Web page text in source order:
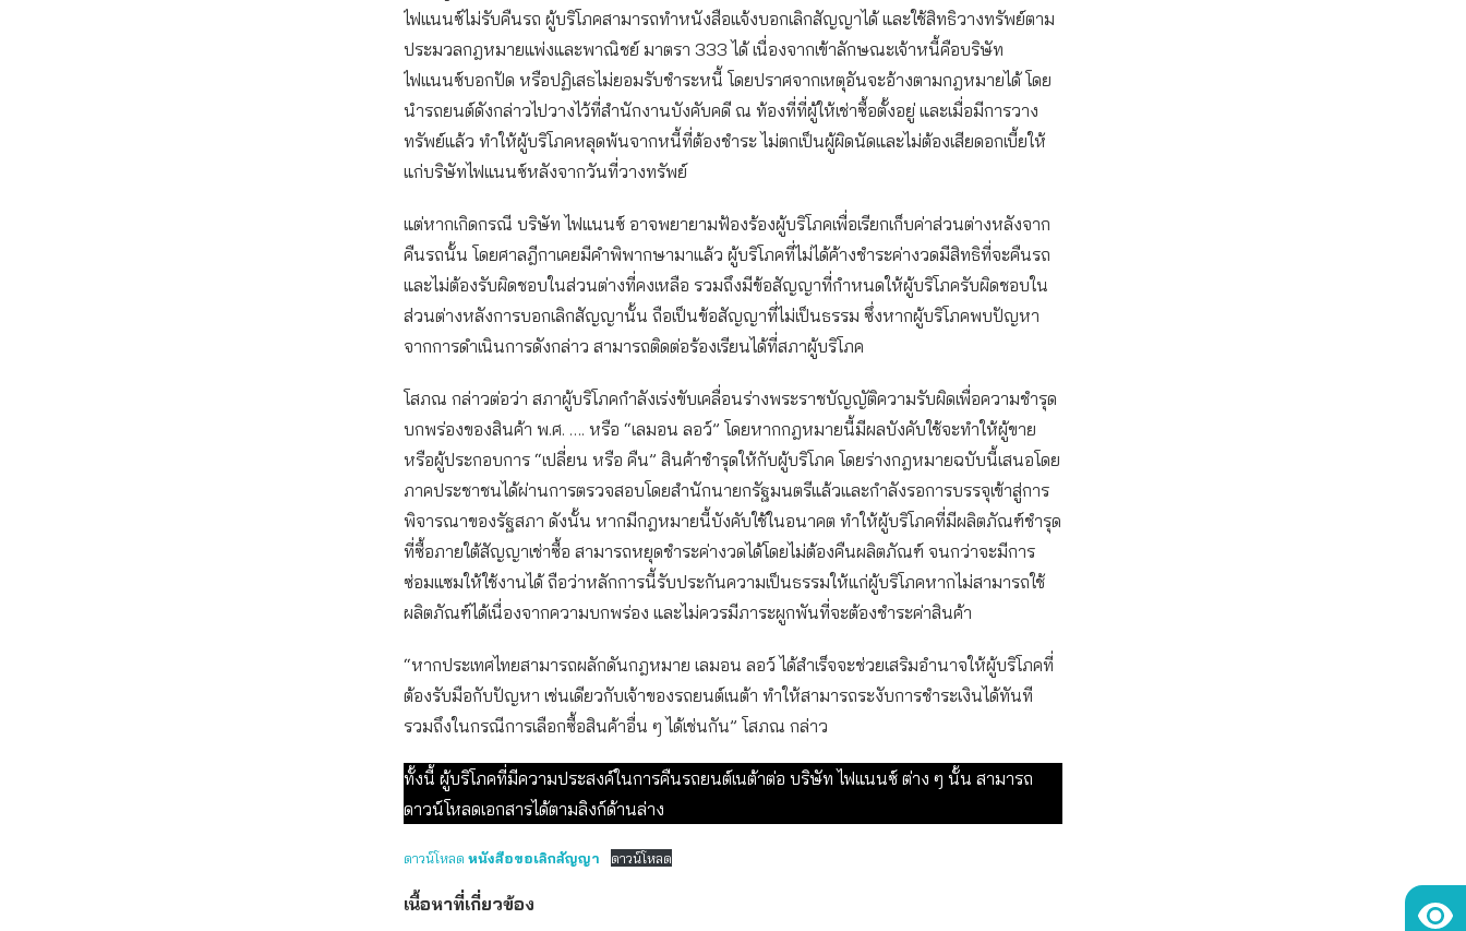
ไฟแนนซ์ไม่รับคืนรถ ผู้บริโภคสามารถทำหนังสือแจ้งบอกเลิกสัญญาได้ และใช้สิทธิวางทรัพย์ตาม
ประมวลกฎหมายแพ่งและพาณิชย์ มาตรา 333 ได้ เนื่องจากเข้าลักษณะเจ้าหนี้คือบริษัท
ไฟแนนซ์บอกปัด หรือปฏิเสธไม่ยอมรับชำระหนี้ โดยปราศจากเหตุอันจะอ้างตามกฎหมายได้ โดย
นำรถยนต์ดังกล่าวไปวางไว้ที่สำนักงานบังคับคดี ณ ท้องที่ที่ผู้ให้เช่าซื้อตั้งอยู่ และเมื่อมีการวาง
ทรัพย์แล้ว ทำให้ผู้บริโภคหลุดพ้นจากหนี้ที่ต้องชำระ ไม่ตกเป็นผู้ผิดนัดและไม่ต้องเสียดอกเบี้ยให้
แก่บริษัทไฟแนนซ์หลังจากวันที่วางทรัพย์
แต่หากเกิดกรณี บริษัท ไฟแนนซ์ อาจพยายามฟ้องร้องผู้บริโภคเพื่อเรียกเก็บค่าส่วนต่างหลังจาก
คืนรถนั้น โดยศาลฎีกาเคยมีคำพิพากษามาแล้ว ผู้บริโภคที่ไม่ได้ค้างชำระค่างวดมีสิทธิที่จะคืนรถ
และไม่ต้องรับผิดชอบในส่วนต่างที่คงเหลือ รวมถึงมีข้อสัญญาที่กำหนดให้ผู้บริโภครับผิดชอบใน
ส่วนต่างหลังการบอกเลิกสัญญานั้น ถือเป็นข้อสัญญาที่ไม่เป็นธรรม ซึ่งหากผู้บริโภคพบปัญหา
จากการดำเนินการดังกล่าว สามารถติดต่อร้องเรียนได้ที่สภาผู้บริโภค
โสภณ กล่าวต่อว่า สภาผู้บริโภคกำลังเร่งขับเคลื่อนร่างพระราชบัญญัติความรับผิดเพื่อความชำรุด
บกพร่องของสินค้า พ.ศ. …. หรือ “เลมอน ลอว์” โดยหากกฎหมายนี้มีผลบังคับใช้จะทำให้ผู้ขาย
หรือผู้ประกอบการ “เปลี่ยน หรือ คืน” สินค้าชำรุดให้กับผู้บริโภค โดยร่างกฎหมายฉบับนี้เสนอโดย
ภาคประชาชนได้ผ่านการตรวจสอบโดยสำนักนายกรัฐมนตรีแล้วและกำลังรอการบรรจุเข้าสู่การ
พิจารณาของรัฐสภา ดังนั้น หากมีกฎหมายนี้บังคับใช้ในอนาคต ทำให้ผู้บริโภคที่มีผลิตภัณฑ์ชำรุด
ที่ซื้อภายใต้สัญญาเช่าซื้อ สามารถหยุดชำระค่างวดได้โดยไม่ต้องคืนผลิตภัณฑ์ จนกว่าจะมีการ
ซ่อมแซมให้ใช้งานได้ ถือว่าหลักการนี้รับประกันความเป็นธรรมให้แก่ผู้บริโภคหากไม่สามารถใช้
ผลิตภัณฑ์ได้เนื่องจากความบกพร่อง และไม่ควรมีภาระผูกพันที่จะต้องชำระค่าสินค้า
“หากประเทศไทยสามารถผลักดันกฎหมาย เลมอน ลอว์ ได้สำเร็จจะช่วยเสริมอำนาจให้ผู้บริโภคที่
ต้องรับมือกับปัญหา เช่นเดียวกับเจ้าของรถยนต์เนต้า ทำให้สามารถระงับการชำระเงินได้ทันที
รวมถึงในกรณีการเลือกซื้อสินค้าอื่น ๆ ได้เช่นกัน” โสภณ กล่าว
ทั้งนี้ ผู้บริโภคที่มีความประสงค์ในการคืนรถยนต์เนต้าต่อ บริษัท ไฟแนนซ์ ต่าง ๆ นั้น สามารถ
ดาวน์โหลดเอกสารได้ตามลิงก์ด้านล่าง
ดาวน์โหลด หนังสือขอเลิกสัญญา ดาวน์โหลด
เนื้อหาที่เกี่ยวข้อง